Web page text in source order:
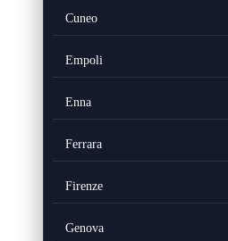
Cuneo
Empoli
Enna
Ferrara
Firenze
Genova